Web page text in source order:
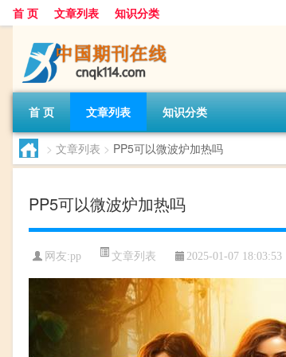
首 页 文章列表 知识分类
首 页 文章列表 知识分类
> 文章列表 > PP5可以微波炉加热吗
PP5可以微波炉加热吗
网友:pp 文章列表 2025-01-07 18:03:53